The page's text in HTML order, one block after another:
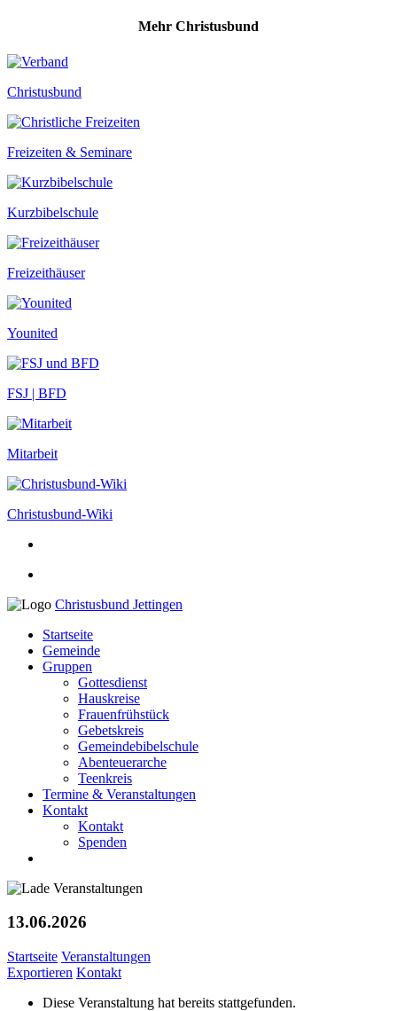
Mehr Christusbund
Christusbund
Freizeiten & Seminare
Kurzbibelschule
Freizeithäuser
Younited
FSJ | BFD
Mitarbeit
Christusbund-Wiki
Christusbund Jettingen
Startseite
Gemeinde
Gruppen
Gottesdienst
Hauskreise
Frauenfrühstück
Gebetskreis
Gemeindebibelschule
Abenteuerarche
Teenkreis
Termine & Veranstaltungen
Kontakt
Kontakt
Spenden
13.06.2026
Startseite Veranstaltungen
Exportieren Kontakt
Diese Veranstaltung hat bereits stattgefunden.